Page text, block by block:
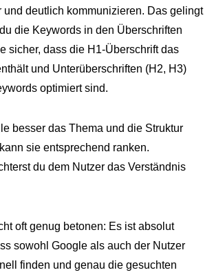
und deutlich kommunizieren. Das gelingt
die Keywords in den Überschriften
sicher, dass die H1-Überschrift das
und Unterüberschriften (H2, H3)
optimiert sind.
besser das Thema und die Struktur
sie entsprechend ranken.
du dem Nutzer das Verständnis
oft genug betonen: Es ist absolut
sowohl Google als auch der Nutzer
finden und genau die gesuchten